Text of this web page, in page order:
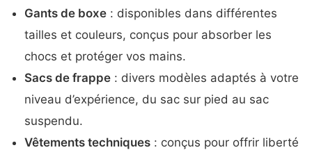
Gants de boxe : disponibles dans différentes
tailles et couleurs, conçus pour absorber les
chocs et protéger vos mains.
Sacs de frappe : divers modèles adaptés à votre
niveau d’expérience, du sac sur pied au sac
suspendu.
Vêtements techniques : conçus pour offrir liberté